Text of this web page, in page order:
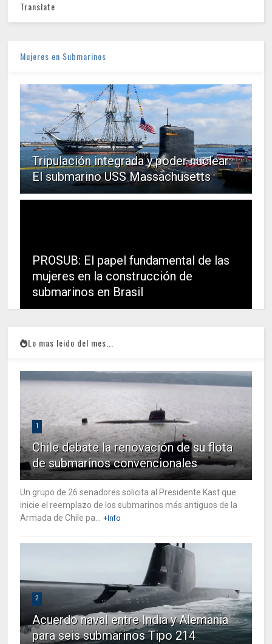
Translate
Mujeres en Submarinos
Tripulación integrada y poder nuclear:
El submarino USS Massachusetts
PROSUB: El papel fundamental de las
mujeres en la construcción de
submarinos en Brasil
Lo mas leido del mes...
1
Chile debate la renovación de su flota
de submarinos convencionales
Un grupo de 26 senadores solicita al Presidente Kast que
inicie el reemplazo de los submarinos más antiguos de la
Armada de Chile pa...
+Info
2
Acuerdo naval entre India y Alemania
para seis submarinos Tipo 214